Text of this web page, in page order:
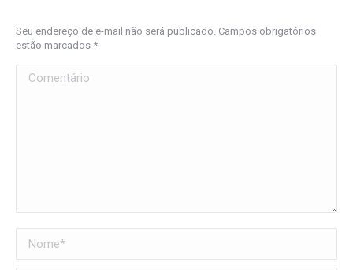
Seu endereço de e-mail não será publicado. Campos obrigatórios
estão marcados *
Comentário
Nome *